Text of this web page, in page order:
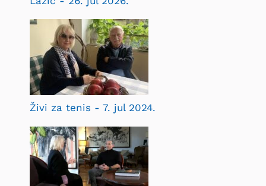
Živi za tenis - 7. jul 2024.